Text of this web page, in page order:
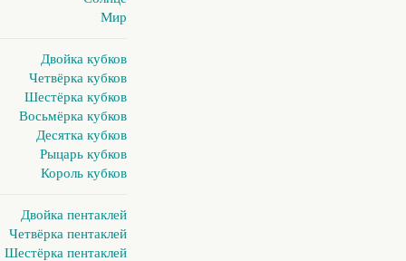
Мир
Двойка кубков
Четвёрка кубков
Шестёрка кубков
Восьмёрка кубков
Десятка кубков
Рыцарь кубков
Король кубков
Двойка пентаклей
Четвёрка пентаклей
Шестёрка пентаклей